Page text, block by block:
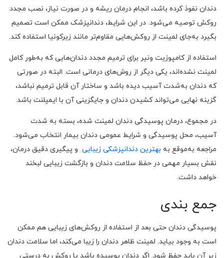
دندان نفوذ کرده باشد، انجام درمان ریشه و در صورت نیاز، نصب مجدد
روکش توصیه می‌شود. در این شرایط، دندانپزشک ممکن است تصمیم
بگیرد به‌جای لمینت از روکش‌هایی مقاوم‌تر مانند زیرکونیا استفاده کند.
استفاده از کامپوزیت ونیر برای ترمیم مجدد دندان‌هایی که به‌طور کامل
لمینت نشده‌اند، یکی دیگر از روش‌های درمانی است. البته در صورتی
که دندان به‌شدت آسیب دیده باشد و ساختار آن قابل ترمیم نباشد،
گزینه نهایی می‌تواند کشیدن دندان و جایگزینی آن با ایمپلنت باشد.
در مجموع، درمان پوسیدگی دندان لمینت شده، بسته به شدت
آسیب، محل پوسیدگی و شرایط عمومی دندان بیمار انتخاب می‌شود.
مراجعه به‌موقع به بهترین دندانپزشکی زیبایی و پیگیری دقیق درمان،
نقش بسیار مهمی در حفظ سلامت دندان و بازگشت زیبایی لبخند
خواهد داشت.
جمع‌ بندی
پوسیدگی دندان حتی بعد از استفاده از روکش‌های زیبایی هم ممکن
است به وجود بیاید. لمینت ظاهر دندان را زیبا می‌کند، اما سلامت دندان
زیر آن باید حفظ شود. اگر دندان پوسیده باشد یا روکش به درستی